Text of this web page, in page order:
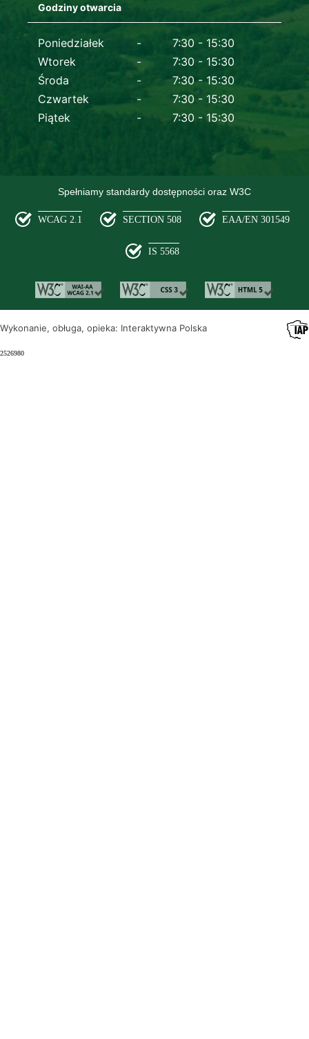
Godziny otwarcia
Dane kontaktowe
Poniedziałek
7:30 - 15:30
Wtorek
7:30 - 15:30
Środa
7:30 - 15:30
Czwartek
7:30 - 15:30
Piątek
7:30 - 15:30
Spełniamy standardy dostępności oraz W3C
WCAG 2.1 SECTION 508 EAA/EN 301549
IS 5568
Wykonanie, obługa, opieka: Interaktywna Polska
2526980